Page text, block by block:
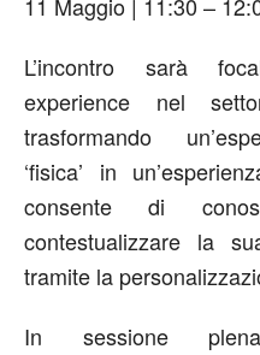
L’incontro sarà
experience nel
trasformando
‘fisica’ in
consente di
contestualizzare la
tramite la
In sessione